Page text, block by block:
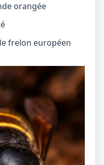
orangée
frelon européen